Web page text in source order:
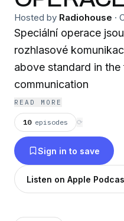
Hosted by Radiohouse ·
Speciální operace
rozhlasové komunikace. Special
above standard in
communication
READ MORE
10 episodes ⟳
Sign in to save
Listen on Apple